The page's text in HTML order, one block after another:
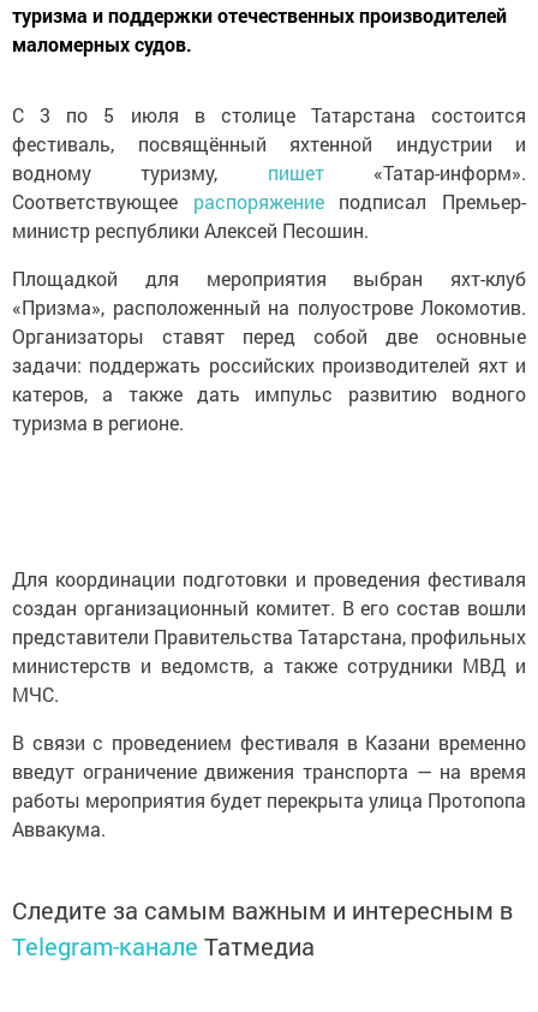
туризма и поддержки отечественных производителей
маломерных судов.
С 3 по 5 июля в столице Татарстана состоится
фестиваль, посвящённый яхтенной индустрии и
водному туризму, пишет«Татар-информ».
Соответствующее распоряжениеподписал Премьер-
министр республики Алексей Песошин.
Площадкой для мероприятия выбран яхт-клуб
«Призма», расположенный на полуострове Локомотив.
Организаторы ставят перед собой две основные
задачи: поддержать российских производителей яхт и
катеров, а также дать импульс развитию водного
туризма в регионе.
Для координации подготовки и проведения фестиваля
создан организационный комитет. В его состав вошли
представители Правительства Татарстана, профильных
министерств и ведомств, а также сотрудники МВД и
МЧС.
В связи с проведением фестиваля в Казани временно
введут ограничение движения транспорта — на время
работы мероприятия будет перекрыта улица Протопопа
Аввакума.
Следите за самым важным и интересным в
Telegram-канале Татмедиа